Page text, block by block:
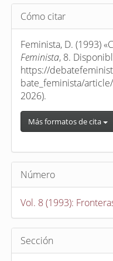
Detalles
del
artículo
Cómo citar
Feminista, D. (1993)
Feminista, 8.
https://
bate_feminista/
2026).
Más formatos de cita
Número
Vol. 8 (1993):
Sección